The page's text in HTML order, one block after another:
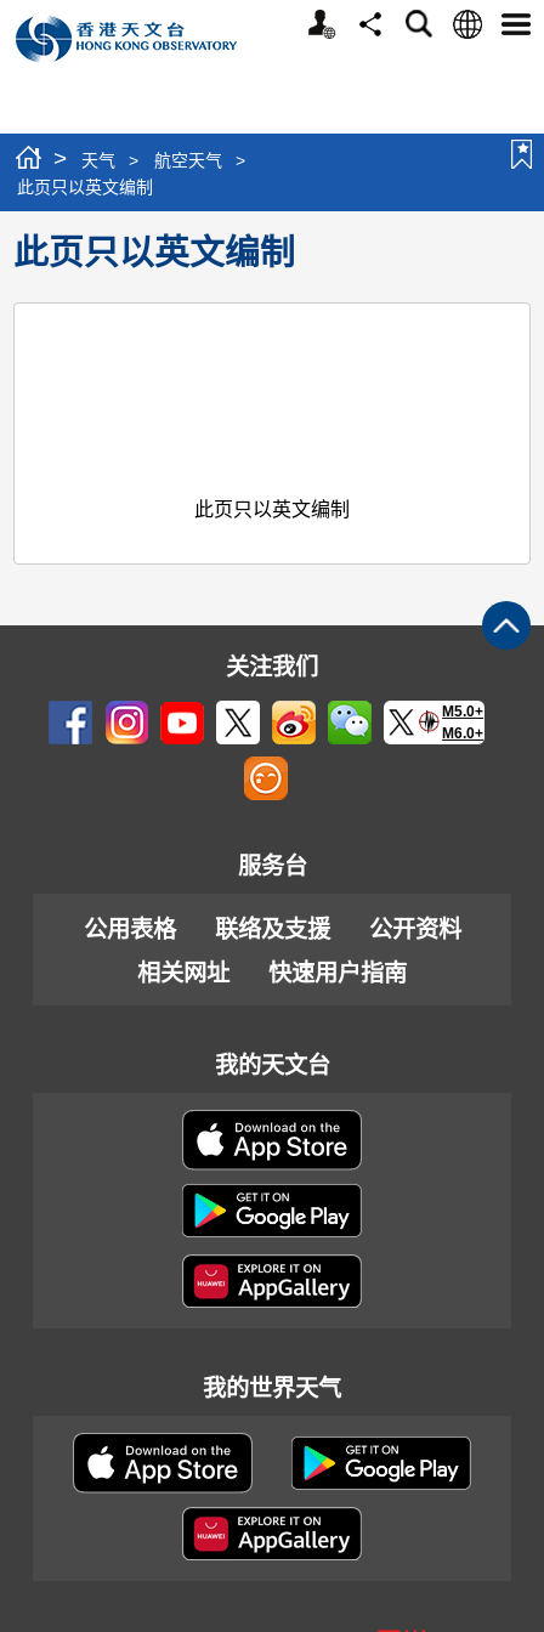
个
分
搜
语
选
> 天气 > 航空天气
>
此页只以英文编制
此页只以英文编制
此页只以英文编制
关注我们
M5.0+
M6.0+
服务台
公用表格 联络及支援
公开资料
相关网址
快速用户指南
我的天文台
我的世界天气